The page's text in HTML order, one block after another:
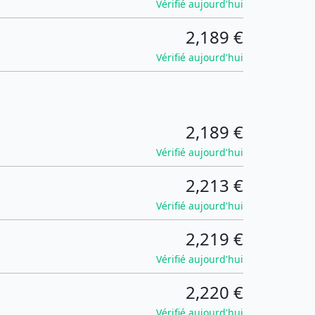
Vérifié aujourd'hui
2,189 €
Vérifié aujourd'hui
2,189 €
Vérifié aujourd'hui
2,213 €
Vérifié aujourd'hui
2,219 €
Vérifié aujourd'hui
2,220 €